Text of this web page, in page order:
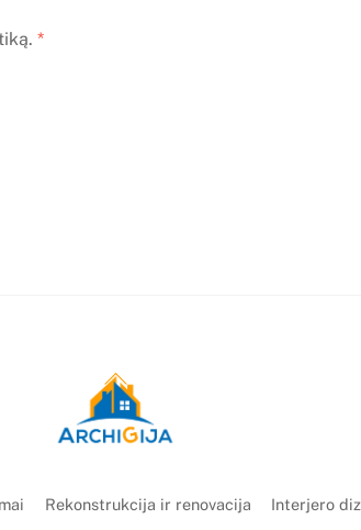
*
Back
To
Top
Rekonstrukcija ir renovacija Interjero